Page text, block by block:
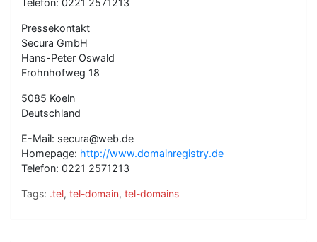
Telefon: 0221 2571213
Pressekontakt
Secura GmbH
Hans-Peter Oswald
Frohnhofweg 18
5085 Koeln
Deutschland
E-Mail: secura@web.de
Homepage: http://www.domainregistry.de
Telefon: 0221 2571213
Tags: .tel, tel-domain, tel-domains